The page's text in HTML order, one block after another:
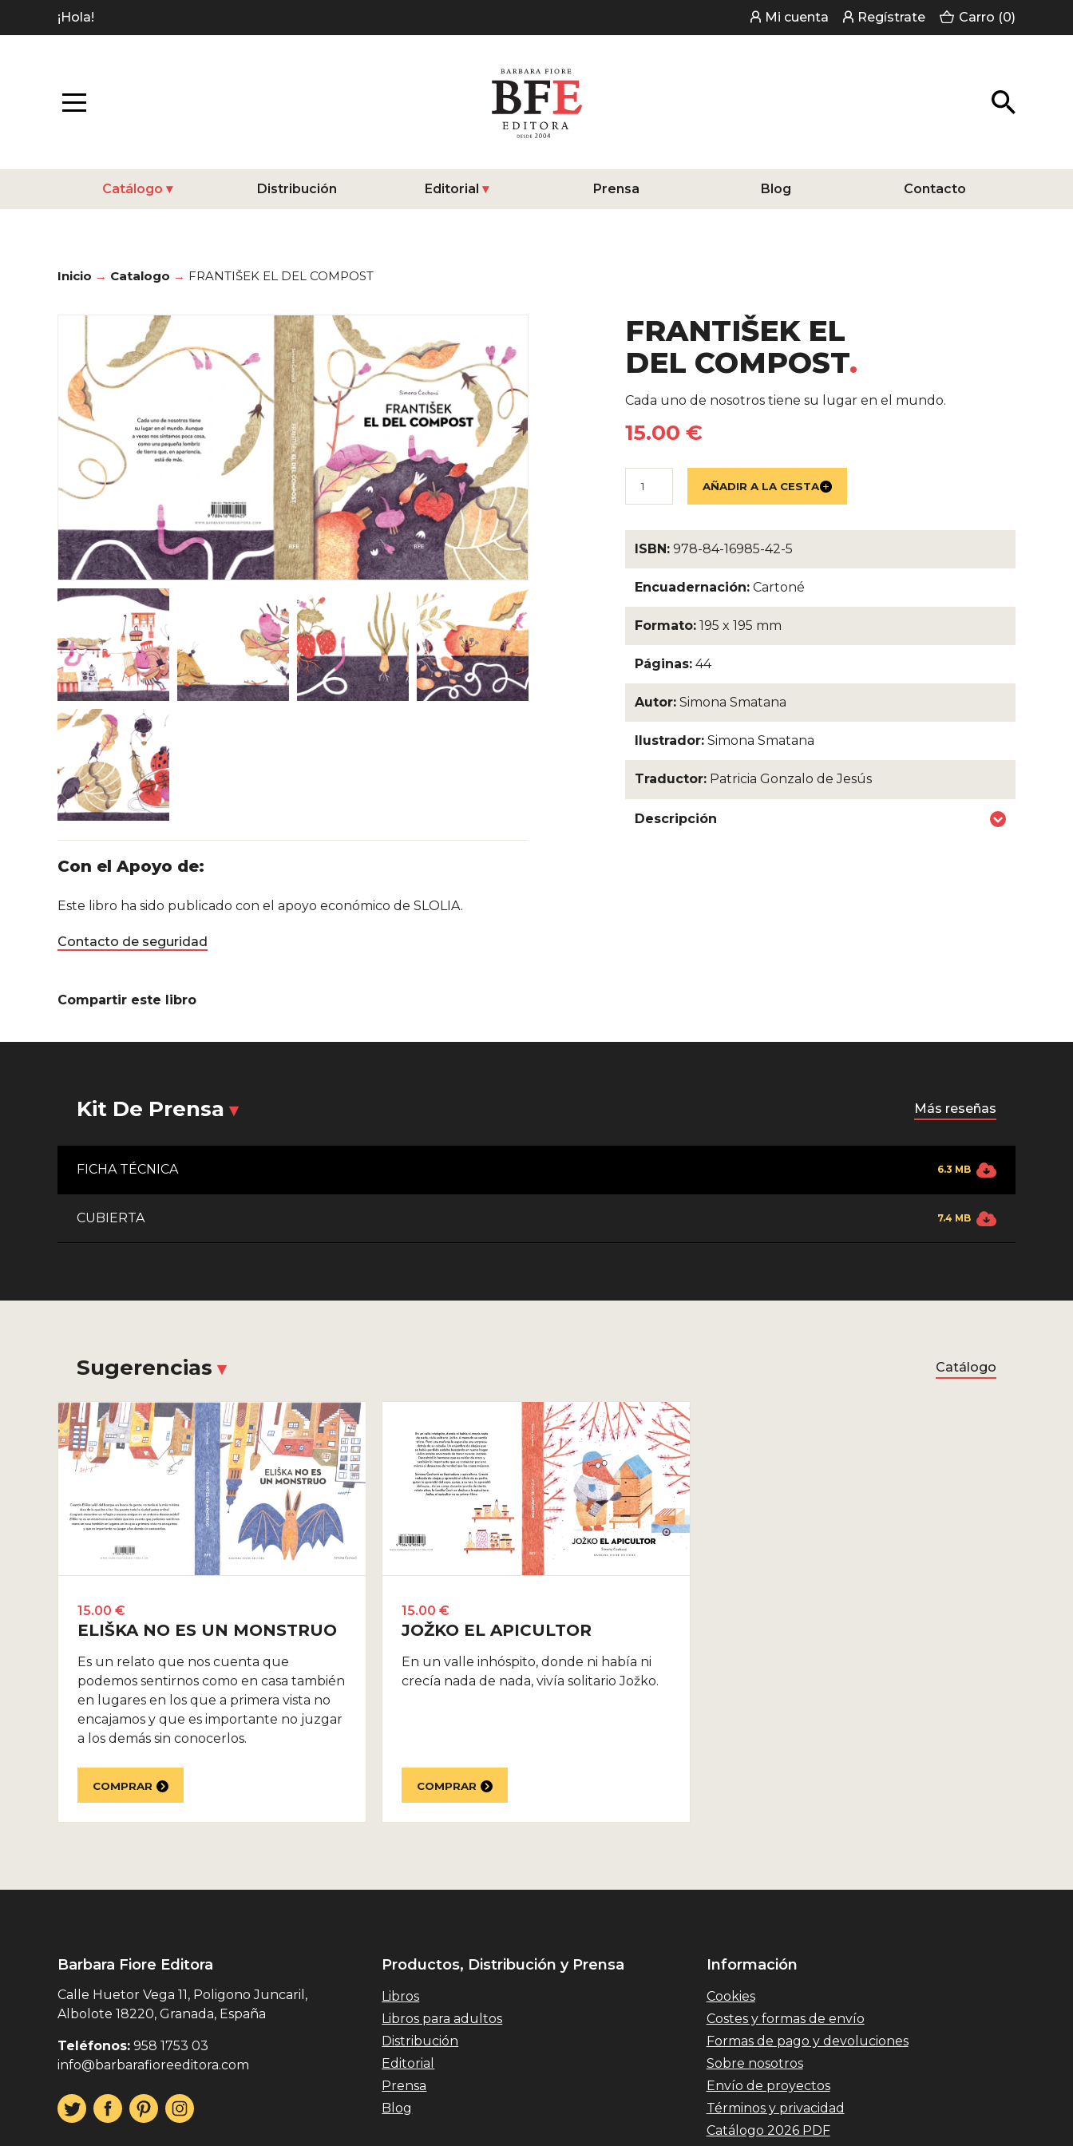
¡Hola! Mi cuenta Regístrate Carro (0)
Catálogo Distribución Editorial Prensa Blog Contacto
Inicio Catalogo FRANTIŠEK EL DEL COMPOST
Con el Apoyo de:
Este libro ha sido publicado con el apoyo económico de SLOLIA.
Contacto de seguridad
FRANTIŠEK EL
DEL COMPOST
Detalles del libro
Cada uno de nosotros tiene su lugar en el mundo.
15.00 €
ISBN: 978-84-16985-42-5
Encuadernación: Cartoné
Formato: 195 x 195 mm
Páginas: 44
Autor: Simona Smatana
Ilustrador: Simona Smatana
Traductor: Patricia Gonzalo de Jesús
Descripción
Compartir este libro
Kit De Prensa Más reseñas
FICHA TÉCNICA 6.3 MB
CUBIERTA 7.4 MB
Sugerencias Catálogo
15.00 €
ELIŠKA NO ES UN MONSTRUO
Es un relato que nos cuenta que
podemos sentirnos como en casa también
en lugares en los que a primera vista no
encajamos y que es importante no juzgar
a los demás sin conocerlos.
COMPRAR
15.00 €
JOŽKO EL APICULTOR
En un valle inhóspito, donde ni había ni
crecía nada de nada, vivía solitario Jožko.
COMPRAR
Barbara Fiore Editora
Calle Huetor Vega 11, Poligono Juncaril,
Albolote 18220, Granada, España
Teléfonos: 958 1753 03
info@barbarafioreeditora.com
Productos, Distribución y Prensa
Libros
Libros para adultos
Distribución
Editorial
Prensa
Blog
Información
Cookies
Costes y formas de envío
Formas de pago y devoluciones
Sobre nosotros
Envío de proyectos
Términos y privacidad
Catálogo 2026 PDF